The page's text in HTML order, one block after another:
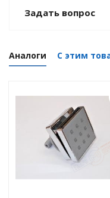
Задать вопрос
Аналоги С этим